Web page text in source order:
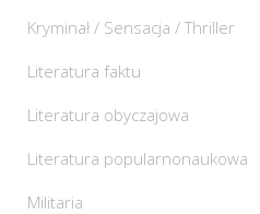
Kryminał / Sensacja / Thriller
Literatura faktu
Literatura obyczajowa
Literatura popularnonaukowa
Militaria